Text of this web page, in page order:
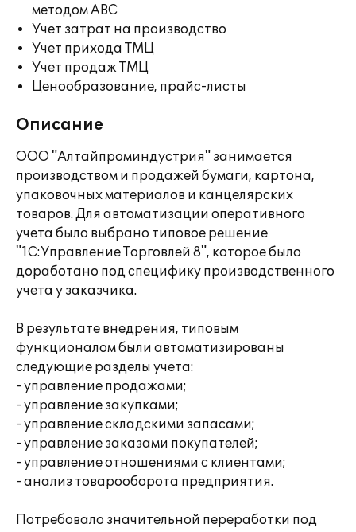
методом ABC
Учет затрат на производство
Учет прихода ТМЦ
Учет продаж ТМЦ
Ценообразование, прайс-листы
Описание
ООО "Алтайпроминдустрия" занимается
производством и продажей бумаги, картона,
упаковочных материалов и канцелярских
товаров. Для автоматизации оперативного
учета было выбрано типовое решение
"1С:Управление Торговлей 8", которое было
доработано под специфику производственного
учета у заказчика.
В результате внедрения, типовым
функционалом были автоматизированы
следующие разделы учета:
- управление продажами;
- управление закупками;
- управление складскими запасами;
- управление заказами покупателей;
- управление отношениями с клиентами;
- анализ товарооборота предприятия.
Потребовало значительной переработки под